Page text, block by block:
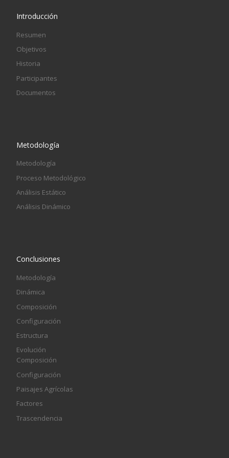
Introducción
Resumen
Objetivos
Historia
Participantes
Documentos
Metodología
Metodología
Proceso Metodológico
Análisis Estático
Análisis Dinámico
Conclusiones
Metodología
Dinámica
Composición
Configuración
Estructura
Evolución
Composición
Configuración
Paisajes Agrícolas
Factores
Trascendencia